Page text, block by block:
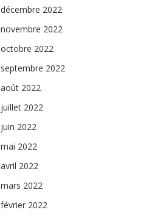
décembre 2022
novembre 2022
octobre 2022
septembre 2022
août 2022
juillet 2022
juin 2022
mai 2022
avril 2022
mars 2022
février 2022